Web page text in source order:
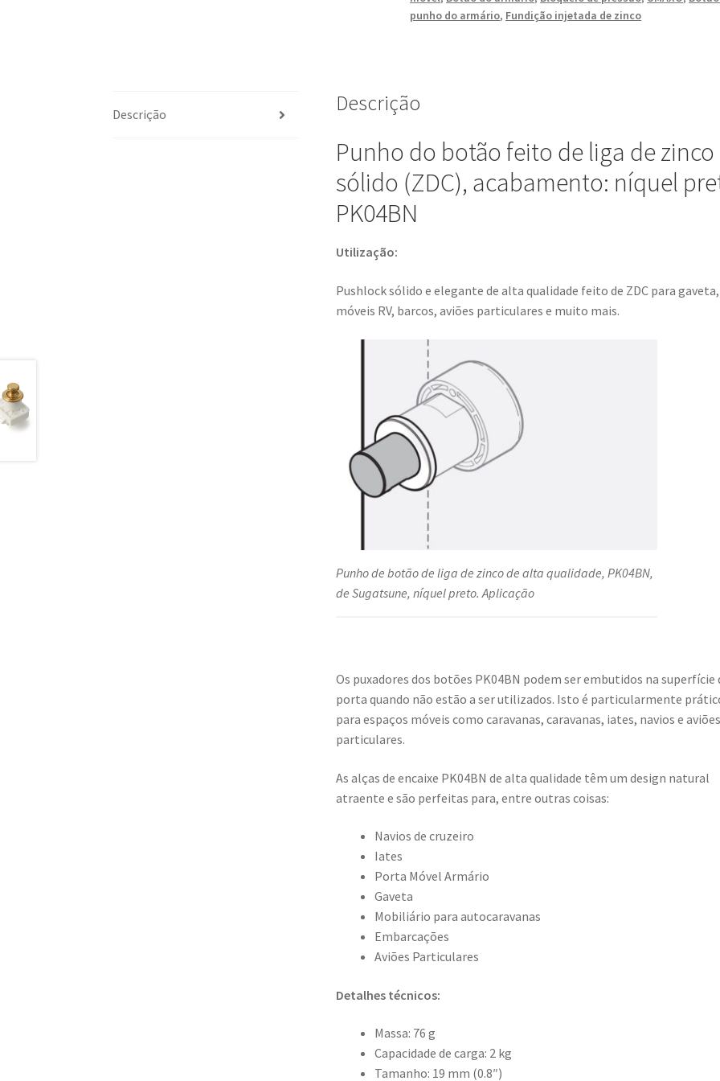
elegante
gaveta,
RV,
barcos,
aviões
particulares
por
Sugatsune
LAMP®
(Japão)
punho do armário, Fundição injetada de zinco
Descrição Descrição
Punho do botão feito de liga de zinco
sólido (ZDC), acabamento: níquel
PK04BN
Utilização:
Pushlock sólido e elegante de alta qualidade feito de ZDC para gaveta,
móveis RV, barcos, aviões particulares e muito mais.
Punho de botão de liga de zinco de alta qualidade, PK04BN,
de Sugatsune, níquel preto. Aplicação
Os puxadores dos botões PK04BN podem ser embutidos na superfície
porta quando não estão a ser utilizados. Isto é particularmente
para espaços móveis como caravanas, caravanas, iates, navios e aviões
particulares.
As alças de encaixe PK04BN de alta qualidade têm um design natural
atraente e são perfeitas para, entre outras coisas:
Navios de cruzeiro
Iates
Porta Móvel Armário
Gaveta
Mobiliário para autocaravanas
Embarcações
Aviões Particulares
Detalhes técnicos:
Massa: 76 g
Capacidade de carga: 2 kg
Tamanho: 19 mm (0.8″)